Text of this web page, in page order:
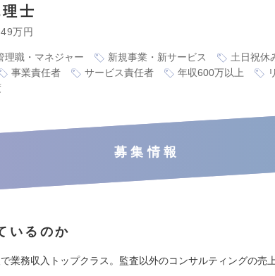
士
万円
理職・マネジャー 新規事業・新サービス 土日祝休
事業責任者 サービス責任者 年収600万以上
募集情報
いるのか
業務収入トップクラス。監査以外のコンサルティングの売